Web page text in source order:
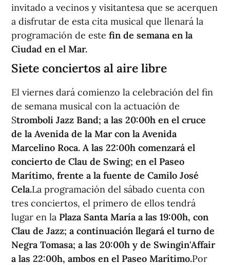
invitado a vecinos y visitantesa que se acerquen
a disfrutar de esta cita musical que llenará la
programación de este fin de semana en la
Ciudad en el Mar.
Siete conciertos al aire libre
El viernes dará comienzo la celebración del fin
de semana musical con la actuación de
Stromboli Jazz Band; a las 20:00h en el cruce
de la Avenida de la Mar con la Avenida
Marcelino Roca. A las 22:00h comenzará el
concierto de Clau de Swing; en el Paseo
Marítimo, frente a la fuente de Camilo José
Cela.La programación del sábado cuenta con
tres conciertos, el primero de ellos tendrá
lugar en la Plaza Santa María a las 19:00h, con
Clau de Jazz; a continuación llegará el turno de
Negra Tomasa; a las 20:00h y de Swingin'Affair
a las 22:00h, ambos en el Paseo Marítimo.Por